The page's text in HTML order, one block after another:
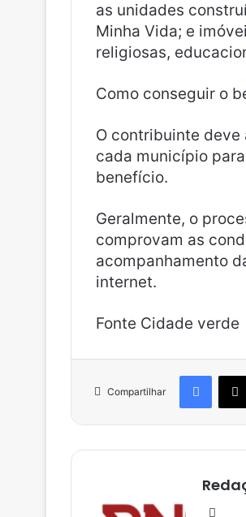
as unidades
Minha Vida; e
religiosas,
Como conseguir o
O contribuinte deve
cada município
benefício.
Geralmente, o
comprovam as
acompanhamento
internet.
Fonte Cidade verde
Compartilhar